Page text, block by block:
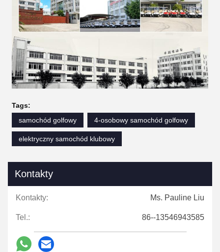
Tags:
samochód golfowy
4-osobowy samochód golfowy
elektryczny samochód klubowy
Kontakty
Kontakty: Ms. Pauline Liu
Tel.: 86--13546943585